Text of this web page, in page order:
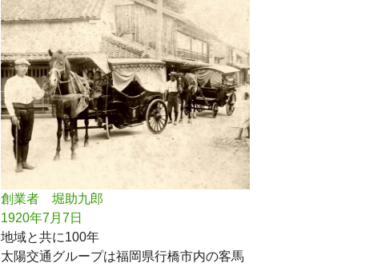
創業者 堀助九郎
1920年7月7日
地域と共に100年
太陽交通グループは福岡県行橋市内の客馬